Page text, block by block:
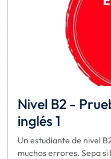
Nivel B2 -
inglés 1
Un estudiante de nivel
muchos errores. Sepa